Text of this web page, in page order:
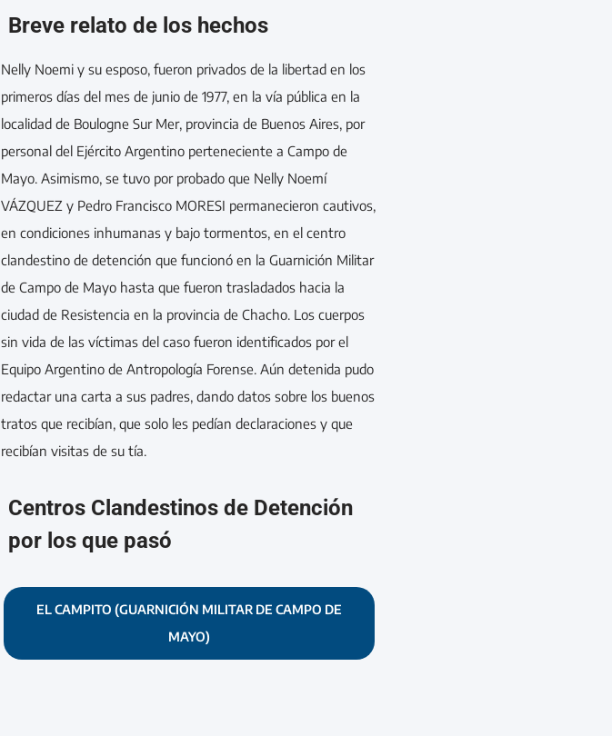
Breve relato de los hechos
Nelly Noemi y su esposo, fueron privados de la libertad en los
primeros días del mes de junio de 1977, en la vía pública en la
localidad de Boulogne Sur Mer, provincia de Buenos Aires, por
personal del Ejército Argentino perteneciente a Campo de
Mayo. Asimismo, se tuvo por probado que Nelly Noemí
VÁZQUEZ y Pedro Francisco MORESI permanecieron cautivos,
en condiciones inhumanas y bajo tormentos, en el centro
clandestino de detención que funcionó en la Guarnición Militar
de Campo de Mayo hasta que fueron trasladados hacia la
ciudad de Resistencia en la provincia de Chacho. Los cuerpos
sin vida de las víctimas del caso fueron identificados por el
Equipo Argentino de Antropología Forense. Aún detenida pudo
redactar una carta a sus padres, dando datos sobre los buenos
tratos que recibían, que solo les pedían declaraciones y que
recibían visitas de su tía.
Centros Clandestinos de Detención
por los que pasó
EL CAMPITO (GUARNICIÓN MILITAR DE CAMPO DE
MAYO)